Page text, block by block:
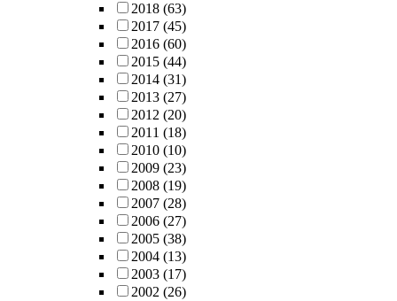
2018 (63)
2017 (45)
2016 (60)
2015 (44)
2014 (31)
2013 (27)
2012 (20)
2011 (18)
2010 (10)
2009 (23)
2008 (19)
2007 (28)
2006 (27)
2005 (38)
2004 (13)
2003 (17)
2002 (26)